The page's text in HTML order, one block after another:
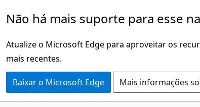
Não há mais suporte para esse
Atualize o Microsoft Edge para aproveitar os
mais recentes.
Baixar o Microsoft Edge Mais informações